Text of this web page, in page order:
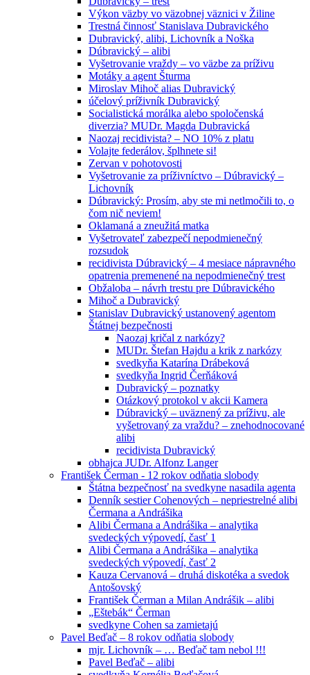
Výkon väzby vo väzobnej väznici v Žiline
Trestná činnosť Stanislava Dubravického
Dubravický, alibi, Lichovník a Noška
Dúbravický – alibi
Vyšetrovanie vraždy – vo väzbe za príživu
Motáky a agent Šturma
Miroslav Mihoč alias Dubravický
účelový príživník Dubravický
Socialistická morálka alebo spoločenská
diverzia? MUDr. Magda Dubravická
Naozaj recidivista? – NO 10% z platu
Volajte federálov, šplhnete si!
Zervan v pohotovosti
Vyšetrovanie za príživníctvo – Dúbravický –
Lichovník
Dúbravický: Prosím, aby ste mi netlmočili to, o
čom nič neviem!
Oklamaná a zneužitá matka
Vyšetrovateľ zabezpečí nepodmienečný
rozsudok
recidivista Dúbravický – 4 mesiace nápravného
opatrenia premenené na nepodmienečný trest
Obžaloba – návrh trestu pre Dúbravického
Mihoč a Dubravický
Stanislav Dubravický ustanovený agentom
Štátnej bezpečnosti
Naozaj kričal z narkózy?
MUDr. Štefan Hajdu a krik z narkózy
svedkyňa Katarína Drábeková
svedkyňa Ingrid Čerňáková
Dubravický – poznatky
Otázkový protokol v akcii Kamera
Dúbravický – uväznený za príživu, ale
vyšetrovaný za vraždu? – znehodnocované
alibi
recidivista Dubravický
obhajca JUDr. Alfonz Langer
František Čerman - 12 rokov odňatia slobody
Štátna bezpečnosť na svedkyne nasadila agenta
Denník sestier Cohenových – nepriestrelné alibi
Čermana a Andrášika
Alibi Čermana a Andrášika – analytika
svedeckých výpovedí, časť 1
Alibi Čermana a Andrášika – analytika
svedeckých výpovedí, časť 2
Kauza Cervanová – druhá diskotéka a svedok
Antošovský
František Čerman a Milan Andrášik – alibi
„Eštebák“ Čerman
svedkyne Cohen sa zamietajú
Pavel Beďač – 8 rokov odňatia slobody
mjr. Lichovník – … Beďač tam nebol !!!
Pavel Beďač – alibi